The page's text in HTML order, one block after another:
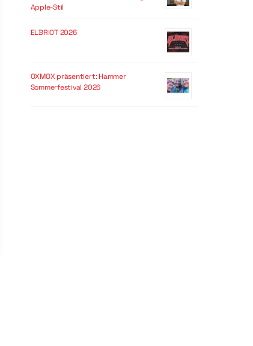
Apple-Stil
ELBRIOT 2026
OXMOX präsentiert: Hammer
Sommerfestival 2026